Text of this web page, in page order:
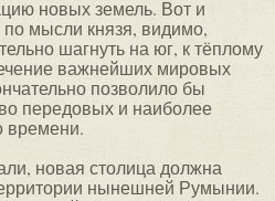
новых земель. Вот и
мысли князя, видимо,
шагнуть на юг, к тёплому
важнейших мировых
позволило бы
передовых и наиболее
времени.
новая столица должна
нынешней Румынии.